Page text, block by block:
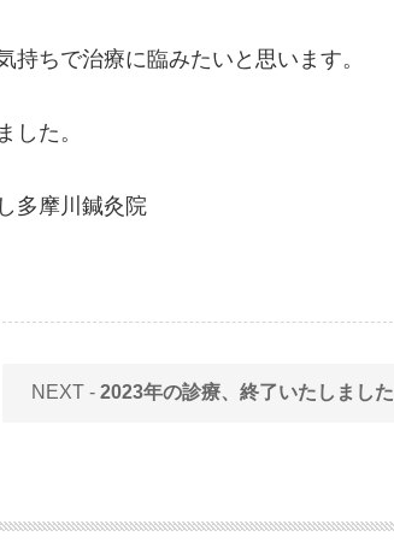
ちで治療に臨みたいと思います。
した。
多摩川鍼灸院
NEXT - 2023年の診療、終了いたしました